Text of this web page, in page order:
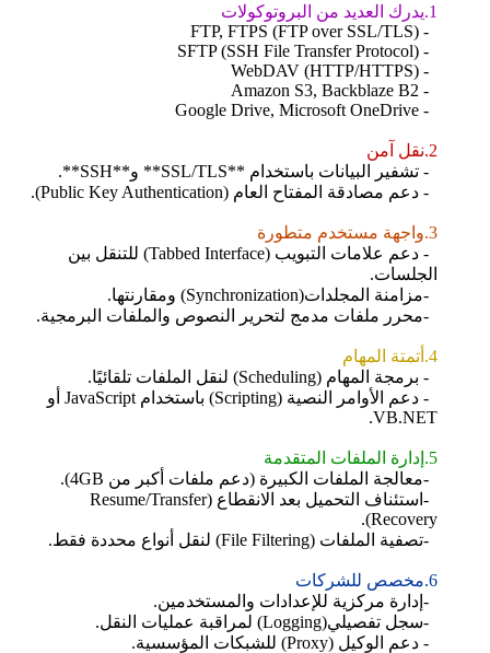
1.يدرك العديد من البروتوكولات
- FTP, FTPS (FTP over SSL/TLS)
- SFTP (SSH File Transfer Protocol)
- WebDAV (HTTP/HTTPS)
- Amazon S3, Backblaze B2
- Google Drive, Microsoft OneDrive
2.نقل آمن
- تشفير البيانات باستخدام **SSL/TLS** و**SSH**.
- دعم مصادقة المفتاح العام (Public Key Authentication).
3.واجهة مستخدم متطورة
- دعم علامات التبويب (Tabbed Interface) للتنقل بين
الجلسات.
-مزامنة المجلدات(Synchronization) ومقارنتها.
-محرر ملفات مدمج لتحرير النصوص والملفات البرمجية.
4.أتمتة المهام
- برمجة المهام (Scheduling) لنقل الملفات تلقائيًا.
- دعم الأوامر النصية (Scripting) باستخدام JavaScript أو
VB.NET.
5.إدارة الملفات المتقدمة
-معالجة الملفات الكبيرة (دعم ملفات أكبر من 4GB).
-استئناف التحميل بعد الانقطاع (Resume/Transfer
Recovery).
-تصفية الملفات (File Filtering) لنقل أنواع محددة فقط.
6.مخصص للشركات
-إدارة مركزية للإعدادات والمستخدمين.
-سجل تفصيلي(Logging) لمراقبة عمليات النقل.
- دعم الوكيل (Proxy) للشبكات المؤسسية.